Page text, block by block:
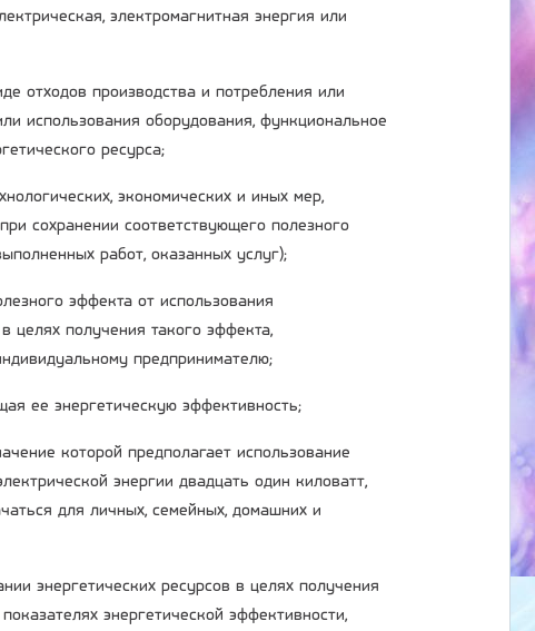
электромагнитная энергия или
отходов производства и потребления или
использования оборудования, функциональное
ресурса;
экономических и иных мер,
сохранении соответствующего полезного
работ, оказанных услуг);
эффекта от использования
целях получения такого эффекта,
предпринимателю;
ее энергетическую эффективность;
которой предполагает использование
энергии двадцать один киловатт,
для личных, семейных, домашних и
энергетических ресурсов в целях получения
энергетической эффективности,